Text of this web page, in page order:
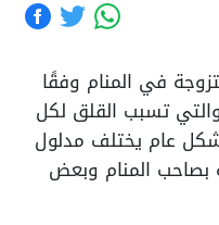
في المنام وفقًا
تسبب القلق لكل
عام يختلف مدلول
بصاحب المنام وبعض